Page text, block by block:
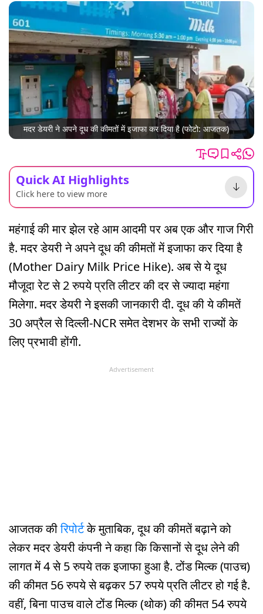
मदर डेयरी ने अपने दूध की कीमतों में इजाफा कर दिया है (फोटो: आजतक)
Quick AI Highlights
Click here to view more
महंगाई की मार झेल रहे आम आदमी पर अब एक और गाज गिरी
है. मदर डेयरी ने अपने दूध की कीमतों में इजाफा कर दिया है
(Mother Dairy Milk Price Hike). अब से ये दूध
मौजूदा रेट से 2 रुपये प्रति लीटर की दर से ज्यादा महंगा
मिलेगा. मदर डेयरी ने इसकी जानकारी दी. दूध की ये कीमतें
30 अप्रैल से दिल्ली-NCR समेत देशभर के सभी राज्यों के
लिए प्रभावी होंगी.
Advertisement
आजतक कीरिपोर्टके मुताबिक, दूध की कीमतें बढ़ाने को
लेकर मदर डेयरी कंपनी ने कहा कि किसानों से दूध लेने की
लागत में 4 से 5 रुपये तक इजाफा हुआ है. टोंड मिल्क (पाउच)
की कीमत 56 रुपये से बढ़कर 57 रुपये प्रति लीटर हो गई है.
वहीं, बिना पाउच वाले टोंड मिल्क (थोक) की कीमत 54 रुपये